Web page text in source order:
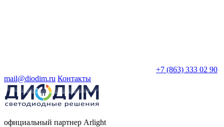
+7 (863) 333 02 90
mail@diodim.ru Контакты
официальный партнер Arlight